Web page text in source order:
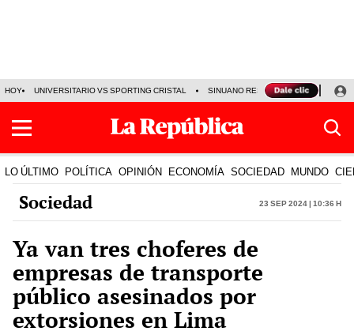
HOY UNIVERSITARIO VS SPORTING CRISTAL SINUANO RESULTADOS HOY
LO ÚLTIMO POLÍTICA OPINIÓN ECONOMÍA SOCIEDAD MUNDO
Sociedad 23 Sep 2024 | 10:36 h
Ya van tres choferes de
empresas de transporte
público asesinados por
extorsiones en Lima